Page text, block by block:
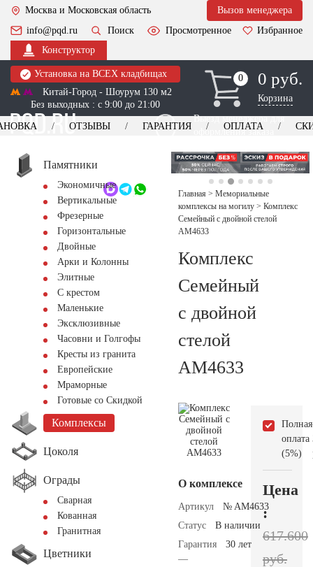
Москва и Московская область
Вызов менеджера
info@pqd.ru
Поиск Просмотренное
Избранное
Конструктор
Установка на ВСЕХ кладбищах
Китай-Город - Шоурум 130 м2
Без выходных : с 9:00 до 21:00
0
0 0 руб.
Корзина
Выезд менеджера для
оформления заказа
+7 (495) 518-44-23
Обратный звонок
ОТЗЫВЫ ГАРАНТИЯ ОПЛАТА
Памятники
Экономичные
Вертикальные
Фрезерные
Горизонтальные
Двойные
Арки и Колонны
Элитные
С крестом
Маленькие
Эксклюзивные
Часовни и Голгофы
Кресты из гранита
Европейские
Мраморные
Готовые со Скидкой
Комплексы
Цоколя
Ограды
Сварная
Кованная
Гранитная
Цветники
Главная > Мемориальные
комплексы на могилу > Комплекс
Семейный с двойной стелой
AM4633
Комплекс
Семейный
с двойной
стелой
AM4633
О комплексе
Артикул
№ AM4633
Статус
В наличии
Гарантия
—
30 лет
Полная
оплата
(5%)
Цена
:
617.600
руб.